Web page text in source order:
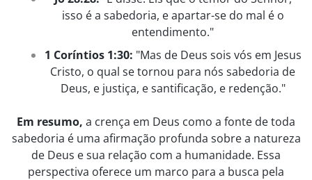
isso é a sabedoria, e apartar-se do mal é o
entendimento."
1 Coríntios 1:30: "Mas de Deus sois vós em Jesus
Cristo, o qual se tornou para nós sabedoria de
Deus, e justiça, e santificação, e redenção."
Em resumo, a crença em Deus como a fonte de toda
sabedoria é uma afirmação profunda sobre a natureza
de Deus e sua relação com a humanidade. Essa
perspectiva oferece um marco para a busca pela